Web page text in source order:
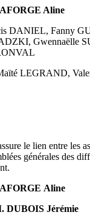
Aline
DANIEL, Fanny
Gwennaëlle
LEGRAND,
le lien entre les
générales des
Aline
DUBOIS Jérémie